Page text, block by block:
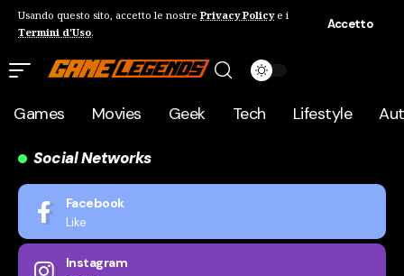
Usando questo sito, accetto le nostre Privacy Policye i
Termini d'Uso.
Accetto
Games Movies Geek Tech Lifestyle
Social Networks
Facebook
Like
Instagram